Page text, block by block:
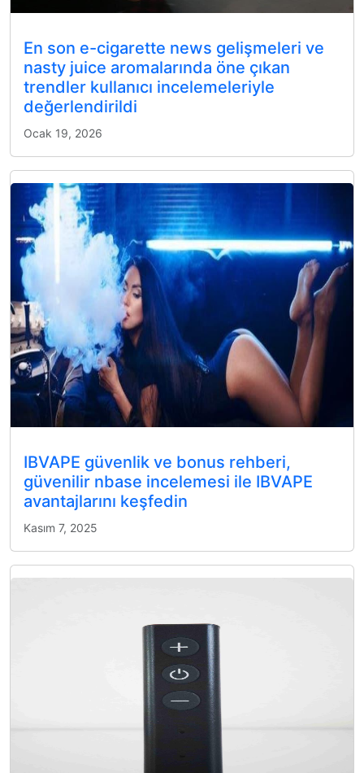
En son e-cigarette news gelişmeleri ve
nasty juice aromalarında öne çıkan
trendler kullanıcı incelemeleriyle
değerlendirildi
Ocak 19, 2026
IBVAPE güvenlik ve bonus rehberi,
güvenilir nbase incelemesi ile IBVAPE
avantajlarını keşfedin
Kasım 7, 2025